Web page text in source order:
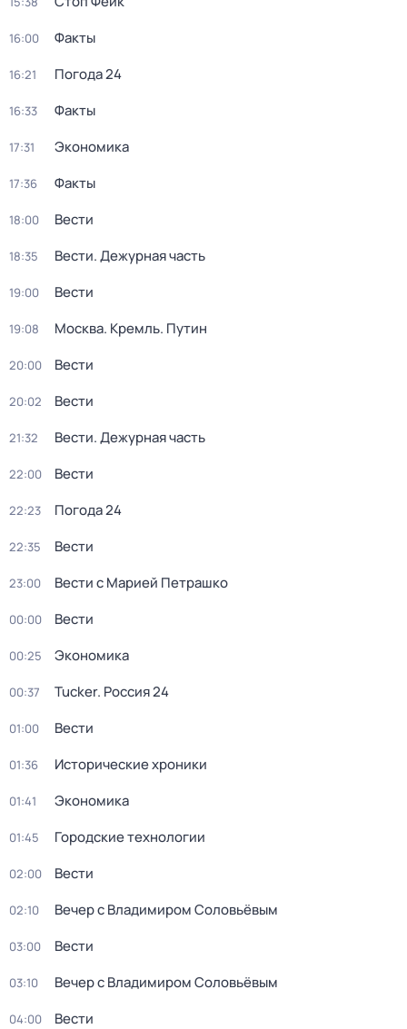
16:00 Факты
16:21 Погода 24
16:33 Факты
17:31 Экономика
17:36 Факты
18:00 Вести
18:35 Вести. Дежурная часть
19:00 Вести
19:08 Москва. Кремль. Путин
20:00 Вести
20:02 Вести
21:32 Вести. Дежурная часть
22:00 Вести
22:23 Погода 24
22:35 Вести
23:00 Вести с Марией Петрашко
00:00 Вести
00:25 Экономика
00:37 Tucker. Россия 24
01:00 Вести
01:36 Исторические хроники
01:41 Экономика
01:45 Городские технологии
02:00 Вести
02:10 Вечер с Владимиром Соловьёвым
03:00 Вести
03:10 Вечер с Владимиром Соловьёвым
04:00 Вести